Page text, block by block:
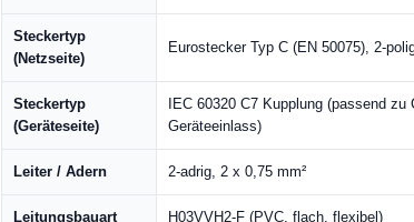
Steckertyp
(Netzseite)
Eurostecker Typ C (EN 50075), 2-
Steckertyp
(Geräteseite)
IEC 60320 C7 Kupplung (passend zu
Geräteeinlass)
Leiter / Adern 2-adrig, 2 x 0,75 mm²
Leitungsbauart H03VVH2-F (PVC, flach, flexibel)